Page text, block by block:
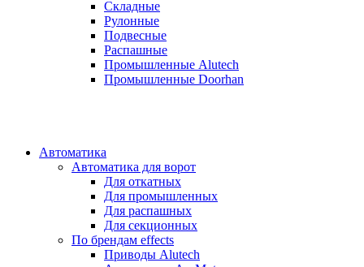
Складные
Рулонные
Подвесные
Распашные
Промышленные Alutech
Промышленные Doorhan
Автоматика
Автоматика для ворот
Для откатных
Для промышленных
Для распашных
Для секционных
По брендам effects
Приводы Alutech